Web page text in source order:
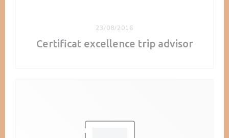
23/08/2016
Certificat excellence trip advisor